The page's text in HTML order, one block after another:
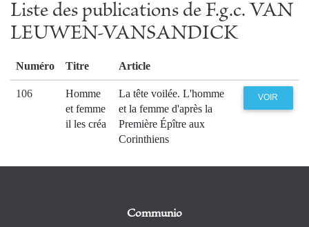
Liste des publications de F.g.c. VAN
LEUWEN-VANSANDICK
Numéro Titre Article
106
Homme
et femme
il les créa
La tête voilée. L'homme
et la femme d'après la
Première Épître aux
Corinthiens
VOIR
Communio